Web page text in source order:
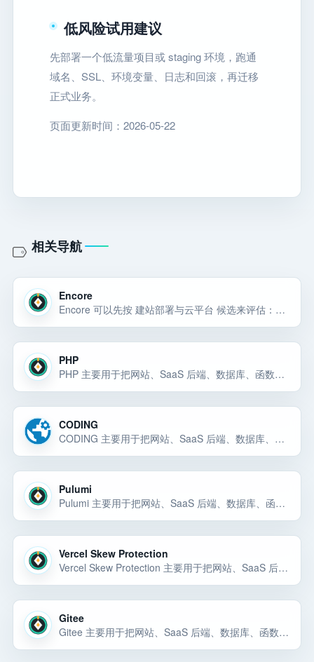
低风险试用建议
先部署一个低流量项目或 staging 环境，跑通
域名、SSL、环境变量、日志和回滚，再迁移
正式业务。
页面更新时间：2026-05-22
相关导航
Encore
Encore 可以先按 建站部署与云平台 候选来评估：它主要用于把网站、SaaS 后端、数据库、函数、存储或 AI 服务稳定部署到线上并控制扩容成本。对小团队来说，先看它能否解决当前任务、价格是否可控、权限边界是否清楚，再决定是否接入。
PHP
PHP 主要用于把网站、SaaS 后端、数据库、函数、存储或 AI 服务稳定部署到线上并控制扩容成本。PHP 主要用于把网站、SaaS 后端、数据库、函数、存储或 AI 服务稳定部署到线上并控制扩容成本。PHP 主要用于把网站、SaaS 后… 选择前重点看价格、上手门槛、风险和替代方案。
CODING
CODING 主要用于把网站、SaaS 后端、数据库、函数、存储或 AI 服务稳定部署到线上并控制扩容成本。CODING 主要用于把网站、SaaS 后端、数据库、函数、存储或 AI 服务稳定部署到线上并控制扩容成本。CODING 主要用于把网站… 选择前重点看价格、上手门槛、风险和替代方案。
Pulumi
Pulumi 主要用于把网站、SaaS 后端、数据库、函数、存储或 AI 服务稳定部署到线上并控制扩容成本。Pulumi 主要用于把网站、SaaS 后端、数据库、函数、存储或 AI 服务稳定部署到线上并控制扩容成本。Pulumi 主要用于把网站… 选择前重点看价格、上手门槛、风险和替代方案。
Vercel Skew Protection
Vercel Skew Protection 主要用于把网站、SaaS 后端、数据库、函数、存储或 AI 服务稳定部署到线上并控制扩容成本。Vercel Skew Protection 主要用于把网站、SaaS 后端、数据库、函数、存储或 AI 服务稳定部署到线上并控制扩容成本… 选择前重点看价格、上手门槛、风险和替…
Gitee
Gitee 主要用于把网站、SaaS 后端、数据库、函数、存储或 AI 服务稳定部署到线上并控制扩容成本。Gitee 主要用于把网站、SaaS 后端、数据库、函数、存储或 AI 服务稳定部署到线上并控制扩容成本。Gitee 主要用于把网站、Sa… 选择前重点看价格、上手门槛、风险和替代方案。